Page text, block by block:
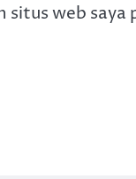
situs web